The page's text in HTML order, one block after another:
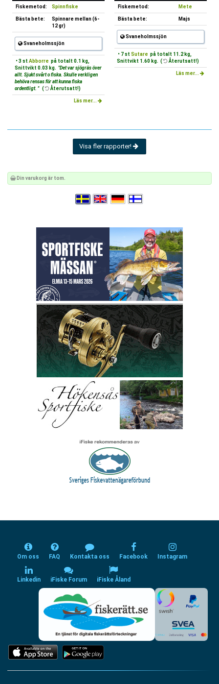
Fiskemetod: Spinnfiske
Bästa bete:
Spinnare mellan (6-
12 gr)
Svaneholmssjön
• 3 st Abborre på totalt 0.1 kg,
Snittvikt 0.03 kg. "Det var sjögräs över
allt. Sjukt svårt o fiska. Skulle verkligen
behöva rensas för att kunna fiska
ordentligt. " ( Återutsatt!)
Läs mer...
Fiskemetod: Mete
Bästa bete: Majs
Svaneholmssjön
• 7 st Sutare på totalt 11.2 kg,
Snittvikt 1.60 kg. (
Återutsatt!)
Läs mer...
Visa fler rapporter!
Din varukorg är tom.
Om oss FAQ Kontakta oss Facebook Instagram
Linkedin iFiske Forum iFiske Åland